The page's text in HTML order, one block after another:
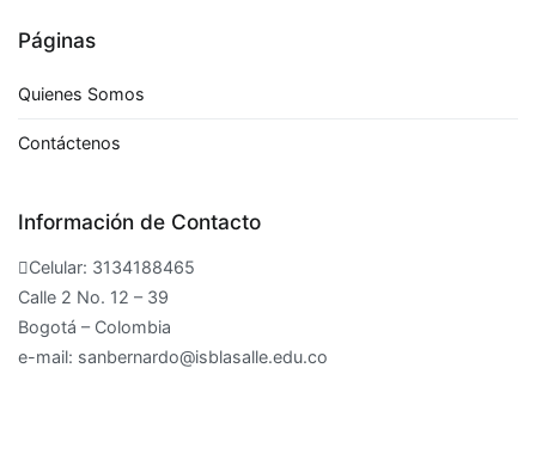
Páginas
Quienes Somos
Contáctenos
Información de Contacto
Celular: 3134188465
Calle 2 No. 12 – 39
Bogotá – Colombia
e-mail: sanbernardo@isblasalle.edu.co